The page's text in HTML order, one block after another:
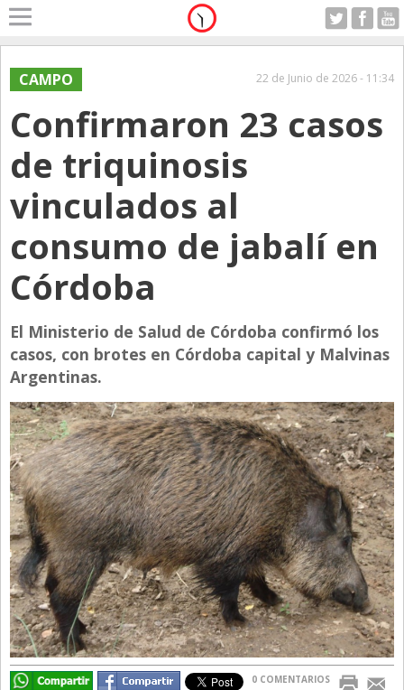
Home
A Motor
Alerta
Anticipo
Campo
Carrera & Emprendedores
Club House
Con Estilo
De Bolsillo
Diarios de Argentina
Directivos
Ecología y Ambiente
Economía
El Experto
El Innovador
El Precio Que Yo Ví
Entrevista
Entrevista Exclusiva
Finanzas
Viernes 07.08.2026
CAMPO 22 de Junio de 2026 - 11:34
Confirmaron 23 casos
de triquinosis
vinculados al
consumo de jabalí en
Córdoba
El Ministerio de Salud de Córdoba confirmó los
casos, con brotes en Córdoba capital y Malvinas
Argentinas.
0 COMENTARIOS